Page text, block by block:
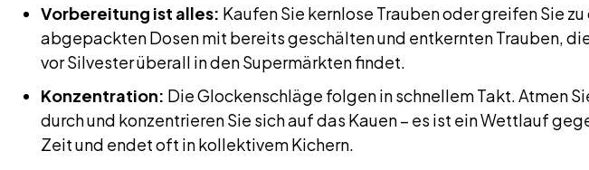
Vorbereitung ist alles: Kaufen Sie kernlose Trauben oder greifen Sie zu
abgepackten Dosen mit bereits geschälten und entkernten Trauben,
vor Silvester überall in den Supermärkten findet.
Konzentration: Die Glockenschläge folgen in schnellem Takt. Atmen
durch und konzentrieren Sie sich auf das Kauen – es ist ein Wettlauf
Zeit und endet oft in kollektivem Kichern.